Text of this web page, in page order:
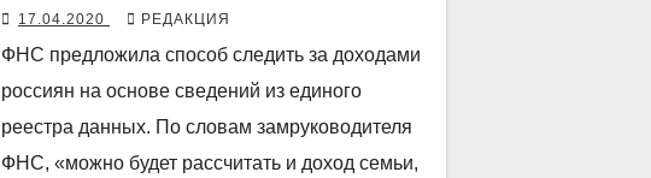
россиян
17.04.2020 РЕДАКЦИЯ
ФНС предложила способ следить за доходами
россиян на основе сведений из единого
реестра данных. По словам замруководителя
ФНС, «можно будет рассчитать и доход семьи,